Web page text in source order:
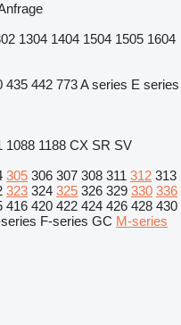
1304 1404 1504 1505 1604
435 442 773A series E series
1088 1188 CX SR SV
305 306 307 308 311 312 313
323 324 325 326 329 330 336
416 420 422 424 426 428 430
F-series GC M-series